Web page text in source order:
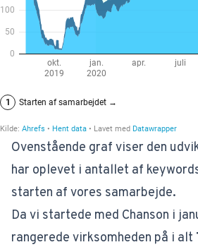
Ovenstående graf viser den
har oplevet i antallet af
starten af vores samarbejde.
Da vi startede med Chanson i
rangerede virksomheden på i alt